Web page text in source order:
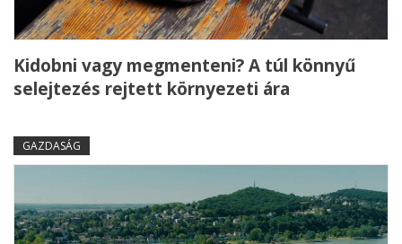
Kidobni vagy megmenteni? A túl könnyű
selejtezés rejtett környezeti ára
GAZDASÁG